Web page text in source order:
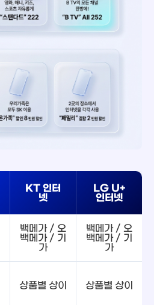
KT 인터
넷
LG U+
인터넷
백메가 / 오
백메가 / 기
가
백메가 / 오
백메가 / 기
가
상품별 상이 상품별 상이